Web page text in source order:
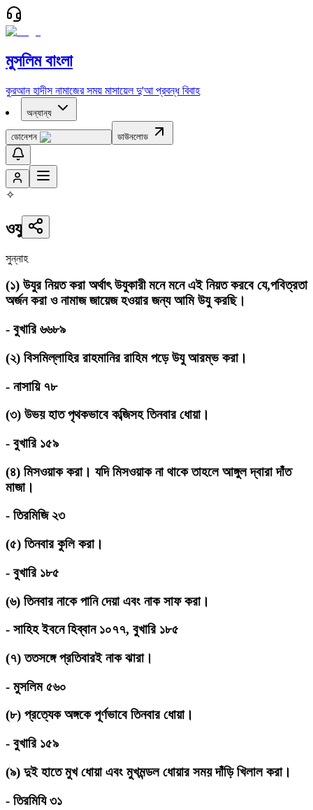
মুসলিম বাংলা
কুরআন হাদীস নামাজের সময় মাসায়েল দু'আ প্রবন্ধ বিবাহ
অন্যান্য
ডোনেশন ডাউনলোড
✧
ওযু
সুন্নাহ
(১) উযুর নিয়ত করা অর্থাৎ উযুকারী মনে মনে এই নিয়ত করবে যে,পবিত্রতা
অর্জন করা ও নামাজ জায়েজ হওয়ার জন্য আমি উযু করছি।
- বুখারি ৬৬৮৯
(২) বিসমিল্লাহির রাহমানির রাহিম পড়ে উযু আরম্ভ করা।
- নাসায়ি ৭৮
(৩) উভয় হাত পৃথকভাবে কব্জিসহ তিনবার ধোয়া।
- বুখারি ১৫৯
(৪) মিসওয়াক করা। যদি মিসওয়াক না থাকে তাহলে আঙ্গুল দ্বারা দাঁত
মাজা।
- তিরমিজি ২৩
(৫) তিনবার কুলি করা।
- বুখারি ১৮৫
(৬) তিনবার নাকে পানি দেয়া এবং নাক সাফ করা।
- সাহিহ ইবনে হিব্বান ১০৭৭, বুখারি ১৮৫
(৭)ততসঙ্গে প্রতিবারই নাক ঝারা।
- মুসলিম ৫৬০
(৮) প্রত্যেক অঙ্গকে পূর্ণভাবে তিনবার ধোয়া।
- বুখারি ১৫৯
(৯)দুই হাতে মুখ ধোয়া এবং মুখমন্ডল ধোয়ার সময় দাঁড়ি খিলাল করা।
- তিরমিযি ৩১